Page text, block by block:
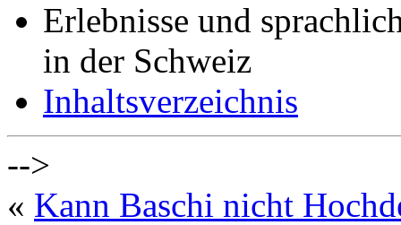
Erlebnisse und
in der Schweiz
Inhaltsverzeichnis
-->
« Kann Baschi nicht